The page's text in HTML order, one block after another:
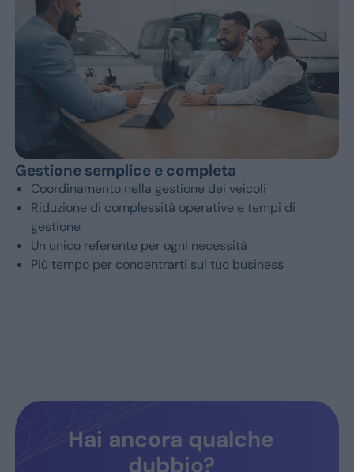
Gestione semplice e completa
Coordinamento nella gestione dei veicoli
Riduzione di complessità operative e tempi di
gestione
Un unico referente per ogni necessità
Più tempo per concentrarti sul tuo business
Hai ancora qualche
dubbio?